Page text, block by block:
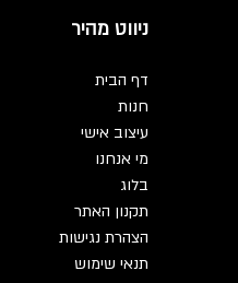
ניווט מהיר
דף הבית
חנות
עיצוב אישי
מי אנחנו
בלוג
תקנון האתר
הצהרת נגישות
תנאי שימוש